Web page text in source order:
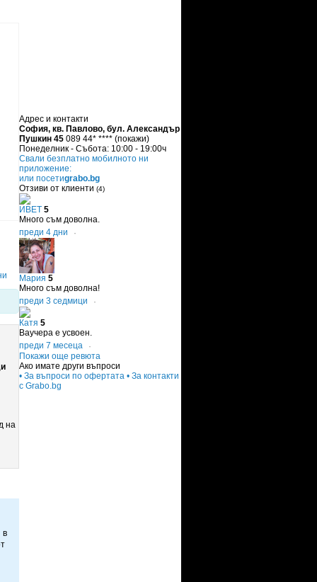
на
в
Адрес и контакти
София, кв. Павлово, бул. Александър
Пушкин 45 089 44* **** (покажи)
Понеделник - Събота: 10:00 - 19:00ч
Свали безплатно мобилното ни
приложение:
или посетиgrabo.bg
Отзиви от клиенти (4)
ИВЕТ 5
Много съм доволна.
преди 4 дни
·
Мария 5
Много съм доволна!
преди 3 седмици
·
Катя 5
Ваучера е усвоен.
преди 7 месеца
·
Покажи още ревюта
Ако имате други въпроси
• За въпроси по офертата • За контакти
с Grabo.bg